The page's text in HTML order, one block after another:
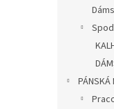
PÁNSKÁ